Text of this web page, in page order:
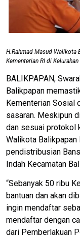
H.Rahmad Masud Walikota
Kementerian RI di
BALIKPAPAN,
Balikpapan
Kementerian Sosial
sasaran. Meskipun
dan sesuai protokol
Walikota Balikpapan
pendistribusian
Indah Kecamatan
“Sebanyak 50 ribu
bantuan dan akan
ingin mendaftar
mendaftar dengan
dari Pemberlakuan